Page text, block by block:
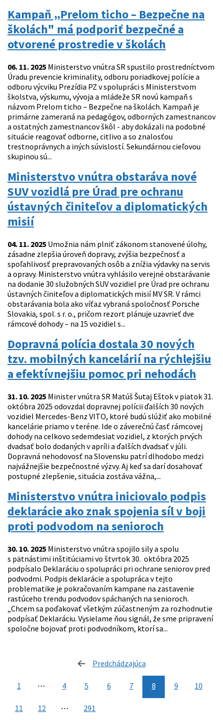
Kampaň „Prelom ticho – Bezpečne na
školách" má podporiť bezpečné a
otvorené prostredie v školách
06. 11. 2025 Ministerstvo vnútra SR spustilo prostredníctvom
Úradu prevencie kriminality, odboru poriadkovej polície a
odboru výcviku Prezídia PZ v spolupráci s Ministerstvom
školstva, výskumu, vývoja a mládeže SR novú kampaň s
názvom Prelom ticho – Bezpečne na školách. Kampaň je
primárne zameraná na pedagógov, odborných zamestnancov
a ostatných zamestnancov škôl - aby dokázali na podobné
situácie reagovať odborne, citlivo a so znalosťou
trestnoprávnych a iných súvislostí. Sekundárnou cieľovou
skupinou sú...
Ministerstvo vnútra obstaráva nové
SUV vozidlá pre Úrad pre ochranu
ústavných činiteľov a diplomatických
misií
04. 11. 2025 Umožnia nám plniť zákonom stanovené úlohy,
zásadne zlepšia úroveň dopravy, zvýšia bezpečnosť a
spoľahlivosť prepravovaných osôb a znížia výdavky na servis
a opravy. Ministerstvo vnútra vyhlásilo verejné obstarávanie
na dodanie 30 služobných SUV vozidiel pre Úrad pre ochranu
ústavných činiteľov a diplomatických misií MV SR. V rámci
obstarávania bola ako víťaz vybraná spoločnosť Porsche
Slovakia, spol. s r. o., pričom rezort plánuje uzavrieť dve
rámcové dohody – na 15 vozidiel s...
Dopravná polícia dostala 30 nových
tzv. mobilných kancelárií na rýchlejšiu
a efektívnejšiu pomoc pri nehodách
31. 10. 2025 Minister vnútra SR Matúš Šutaj Eštok v piatok 31.
októbra 2025 odovzdal dopravnej polícii ďalších 30 nových
vozidiel Mercedes-Benz VITO, ktoré budú slúžiť ako mobilné
kancelárie priamo v teréne. Ide o záverečnú časť rámcovej
dohody na celkovo sedemdesiat vozidiel, z ktorých prvých
dvadsať bolo dodaných v apríli a ďalších dvadsať v júli.
Dopravná nehodovosť na Slovensku patrí dlhodobo medzi
najvážnejšie bezpečnostné výzvy. Aj keď sa darí dosahovať
postupné zlepšenie, situácia zostáva vážna,...
Ministerstvo vnútra iniciovalo podpis
deklarácie ako znak spojenia síl v boji
proti podvodom na senioroch
30. 10. 2025 Ministerstvo vnútra spojilo sily a spolu
s pätnástimi inštitúciami vo štvrtok 30. októbra 2025
podpísalo Deklaráciu o spolupráci pri ochrane seniorov pred
podvodmi. Podpis deklarácie a spolupráca v tejto
problematike je pokračovaním kampane na zastavenie
rastúceho trendu podvodov spáchaných na senioroch.
„Chcem sa poďakovať všetkým zúčastneným za rozhodnutie
podpísať Deklaráciu. Vysielame ňou signál, že sme pripravení
spoločne bojovať proti podvodníkom, ktorí sa...
Predchádzajúca
1 ⋯ 4 5 6 7 8 9 10
11 12 ⋯ 291